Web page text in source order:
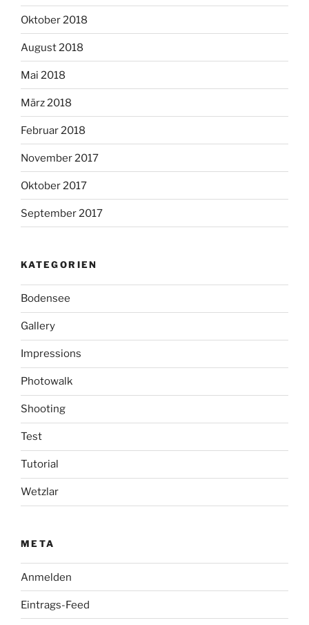
Oktober 2018
August 2018
Mai 2018
März 2018
Februar 2018
November 2017
Oktober 2017
September 2017
KATEGORIEN
Bodensee
Gallery
Impressions
Photowalk
Shooting
Test
Tutorial
Wetzlar
META
Anmelden
Eintrags-Feed